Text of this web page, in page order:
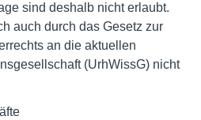
sind deshalb nicht erlaubt.
auch durch das Gesetz zur
an die aktuellen
(UrhWissG) nicht